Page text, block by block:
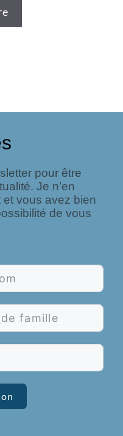
pour être
Je n’en
vous avez bien
de vous